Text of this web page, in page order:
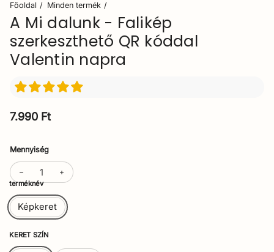
Főoldal Minden termék
A Mi dalunk - Falikép
szerkeszthető QR kóddal
Valentin napra
Normál ár
7.990 Ft
Mennyiség
terméknév
Képkeret
KERET SZÍN